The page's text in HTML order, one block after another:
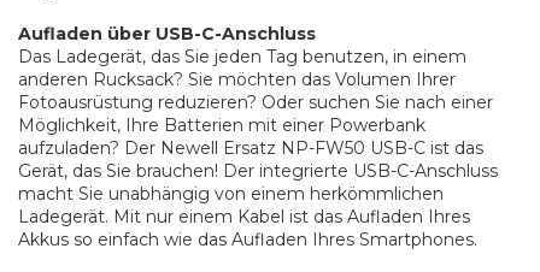
Aufladen über USB-C-Anschluss
Das Ladegerät, das Sie jeden Tag benutzen, in einem
anderen Rucksack? Sie möchten das Volumen Ihrer
Fotoausrüstung reduzieren? Oder suchen Sie nach einer
Möglichkeit, Ihre Batterien mit einer Powerbank
aufzuladen? Der Newell Ersatz NP-FW50 USB-C ist das
Gerät, das Sie brauchen! Der integrierte USB-C-Anschluss
macht Sie unabhängig von einem herkömmlichen
Ladegerät. Mit nur einem Kabel ist das Aufladen Ihres
Akkus so einfach wie das Aufladen Ihres Smartphones.